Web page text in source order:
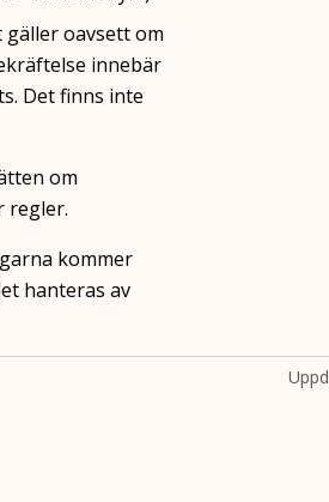
oavsett om
innebär
Det finns inte
om
regler.
kommer
hanteras av